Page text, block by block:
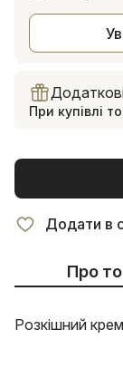
При купівлі
Додати в
Про
Розкішний